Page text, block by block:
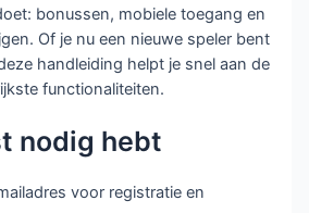
bonussen, mobiele toegang en
Of je nu een nieuwe speler bent
handleiding helpt je snel aan de
functionaliteiten.
nodig hebt
voor registratie en